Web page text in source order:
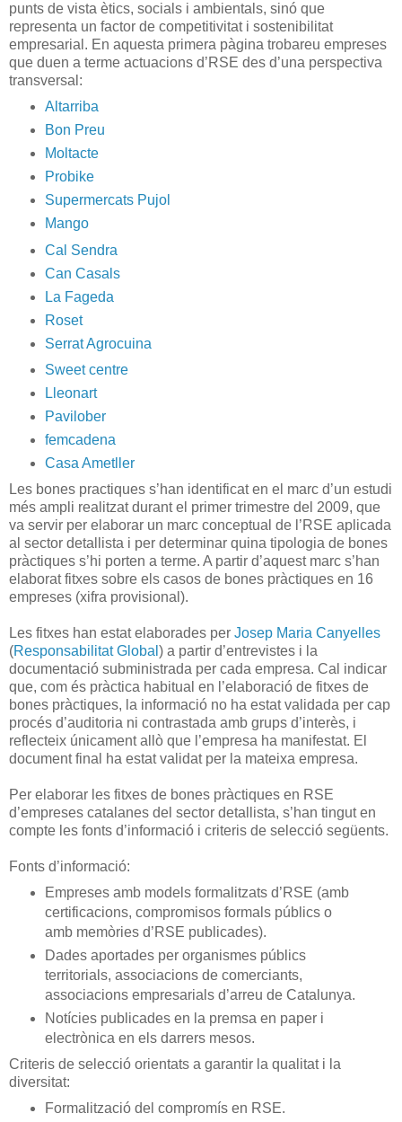
punts de vista ètics, socials i ambientals, sinó que
representa un factor de competitivitat i sostenibilitat
empresarial. En aquesta primera pàgina trobareu empreses
que duen a terme actuacions d’RSE des d’una perspectiva
transversal:
Altarriba
Bon Preu
Moltacte
Probike
Supermercats Pujol
Mango
Cal Sendra
Can Casals
La Fageda
Roset
Serrat Agrocuina
Sweet centre
Lleonart
Pavilober
femcadena
Casa Ametller
Les bones practiques s’han identificat en el marc d’un estudi
més ampli realitzat durant el primer trimestre del 2009, que
va servir per elaborar un marc conceptual de l’RSE aplicada
al sector detallista i per determinar quina tipologia de bones
pràctiques s’hi porten a terme. A partir d’aquest marc s’han
elaborat fitxes sobre els casos de bones pràctiques en 16
empreses (xifra provisional).
Les fitxes han estat elaborades per Josep Maria Canyelles
(Responsabilitat Global ) a partir d’entrevistes i la
documentació subministrada per cada empresa. Cal indicar
que, com és pràctica habitual en l’elaboració de fitxes de
bones pràctiques, la informació no ha estat validada per cap
procés d’auditoria ni contrastada amb grups d’interès, i
reflecteix únicament allò que l’empresa ha manifestat. El
document final ha estat validat per la mateixa empresa.
Per elaborar les fitxes de bones pràctiques en RSE
d’empreses catalanes del sector detallista, s’han tingut en
compte les fonts d’informació i criteris de selecció següents.
Fonts d’informació:
Empreses amb models formalitzats d’RSE (amb
certificacions, compromisos formals públics o
amb memòries d’RSE publicades).
Dades aportades per organismes públics
territorials, associacions de comerciants,
associacions empresarials d’arreu de Catalunya.
Notícies publicades en la premsa en paper i
electrònica en els darrers mesos.
Criteris de selecció orientats a garantir la qualitat i la
diversitat:
Formalització del compromís en RSE.